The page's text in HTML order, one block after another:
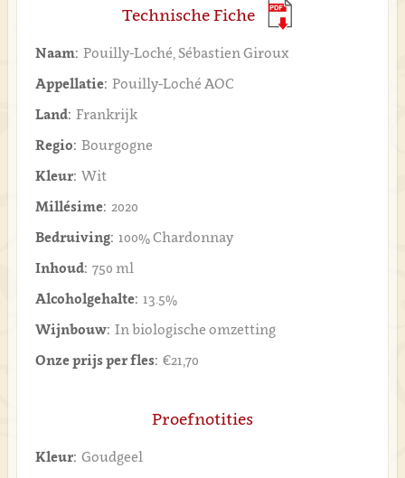
Technische Fiche
Naam: Pouilly-Loché, Sébastien Giroux
Appellatie: Pouilly-Loché AOC
Land: Frankrijk
Regio: Bourgogne
Kleur: Wit
Millésime: 2020
Bedruiving: 100% Chardonnay
Inhoud: 750 ml
Alcoholgehalte: 13.5%
Wijnbouw: In biologische omzetting
Onze prijs per fles: €21,70
Proefnotities
Kleur: Goudgeel